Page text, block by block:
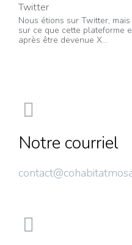
Twitter
Nous étions sur Twitter,
sur ce que cette plateforme
après être devenue X...
Notre courriel